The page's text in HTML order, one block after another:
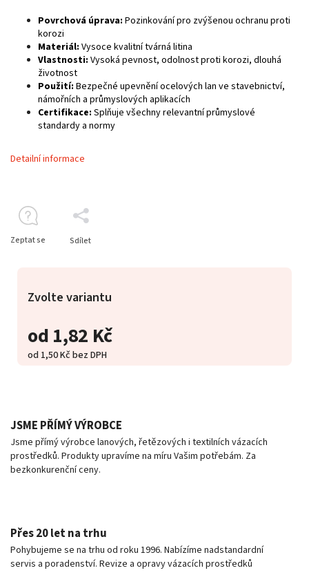
od 1,82 Kč
od 1,50 Kčbez DPH
Zvolte variantu
Povrchová úprava: Pozinkování pro zvýšenou ochranu proti
korozi
Materiál: Vysoce kvalitní tvárná litina
Vlastnosti: Vysoká pevnost, odolnost proti korozi, dlouhá
životnost
Použití: Bezpečné upevnění ocelových lan ve stavebnictví,
námořních a průmyslových aplikacích
Certifikace: Splňuje všechny relevantní průmyslové
standardy a normy
Detailní informace
Zeptat se Sdílet
JSME PŘÍMÝ VÝROBCE
Jsme přímý výrobce lanových, řetězových i textilních vázacích
prostředků. Produkty upravíme na míru Vašim potřebám. Za
bezkonkurenční ceny.
Přes 20 let na trhu
Pohybujeme se na trhu od roku 1996. Nabízíme nadstandardní
servis a poradenství. Revize a opravy vázacích prostředků